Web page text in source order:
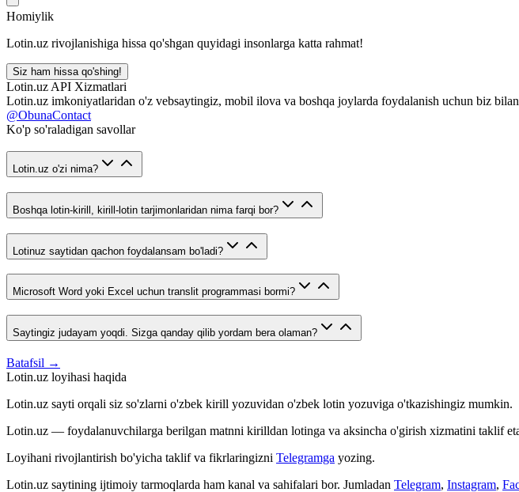
Homiylik
Lotin.uz rivojlanishiga hissa qo'shgan quyidagi insonlarga katta rahmat!
Siz ham hissa qo'shing!
Lotin.uz API Xizmatlari
Lotin.uz imkoniyatlaridan o'z vebsaytingiz, mobil ilova va boshqa joylarda foydalanish uchun biz
@ObunaContact
Ko'p so'raladigan savollar
Lotin.uz o'zi nima?
Boshqa lotin-kirill, kirill-lotin tarjimonlaridan nima farqi bor?
Lotinuz saytidan qachon foydalansam bo'ladi?
Microsoft Word yoki Excel uchun translit programmasi bormi?
Saytingiz judayam yoqdi. Sizga qanday qilib yordam bera olaman?
Batafsil →
Lotin.uz loyihasi haqida
Lotin.uz sayti orqali siz so'zlarni o'zbek kirill yozuvidan o'zbek lotin yozuviga o'tkazishingiz mumkin.
Lotin.uz — foydalanuvchilarga berilgan matnni kirilldan lotinga va aksincha o'girish xizmatini taklif
Loyihani rivojlantirish bo'yicha taklif va fikrlaringizni Telegramga yozing.
Lotin.uz saytining ijtimoiy tarmoqlarda ham kanal va sahifalari bor. Jumladan Telegram, Instagram,